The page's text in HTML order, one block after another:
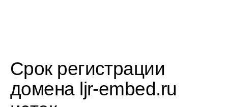
Срок регистрации
домена ljr-embed.ru